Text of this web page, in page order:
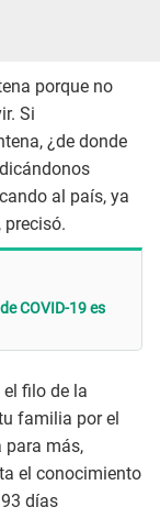
porque no
Si
¿de donde
al país, ya
precisó.
COVID-19 es
filo de la
familia por el
para más,
el conocimiento
días